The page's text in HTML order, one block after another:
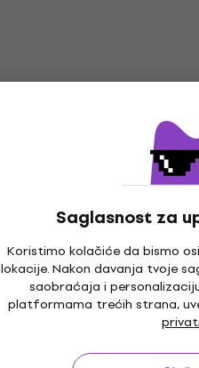
Saglasnost za
Koristimo kolačiće da bismo
lokacije. Nakon davanja tvoje
saobraćaja i
platformama trećih strana,